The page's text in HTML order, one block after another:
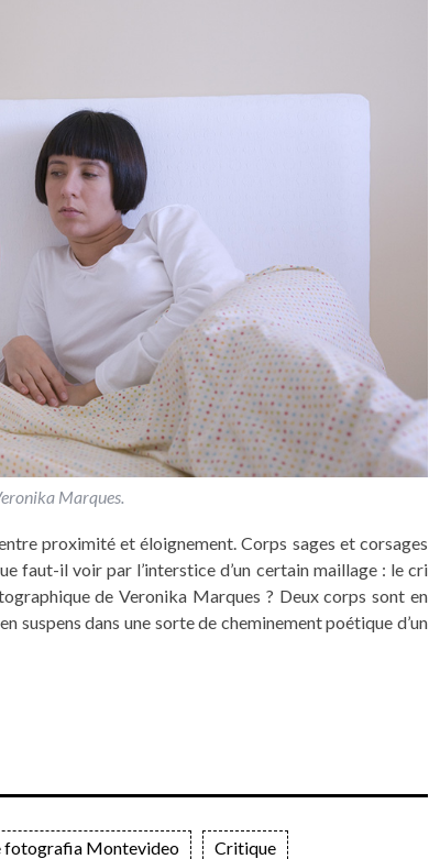
Marques.
proximité et éloignement. Corps sages et corsages
faut-il voir par l’interstice d’un certain maillage : le cri
de Veronika Marques ? Deux corps sont en
suspens dans une sorte de cheminement poétique d’un
fotografia Montevideo Critique